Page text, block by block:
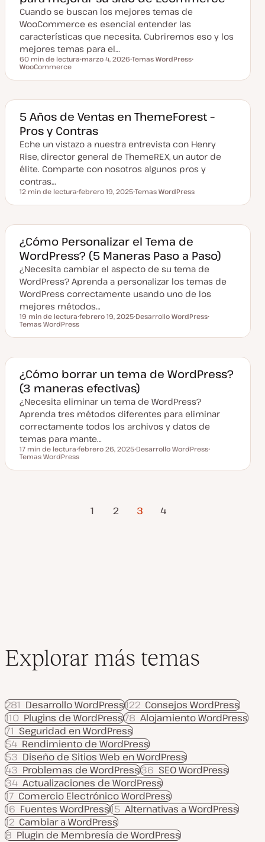
a
l
z
a
d
a
Cuando se buscan los mejores temas de
WooCommerce es esencial entender las
características que necesita. Cubriremos eso y los
mejores temas para el…
Tiempo de lectura
60 min de lectura
c
a
c
t
u
a
l
z
a
d
marzo 4, 2026
m
Temas WordPress
m
WooCommerce
5 Años de Ventas en ThemeForest –
Pros y Contras
Eche un vistazo a nuestra entrevista con Henry
Rise, director general de ThemeREX, un autor de
élite. Comparte con nosotros algunos pros y
contras…
Tiempo de lectura
12 min de lectura
e
h
a
c
t
u
a
i
z
a
d
a
febrero 19, 2025
e
a
Temas WordPress
¿Cómo Personalizar el Tema de
WordPress? (5 Maneras Paso a Paso)
¿Necesita cambiar el aspecto de su tema de
WordPress? Aprenda a personalizar los temas de
WordPress correctamente usando uno de los
mejores métodos…
Tiempo de lectura
19 min de lectura
F
c
a
c
t
u
a
l
z
a
d
a
febrero 19, 2025
m
Desarrollo WordPress
m
Temas WordPress
¿Cómo borrar un tema de WordPress?
(3 maneras efectivas)
¿Necesita eliminar un tema de WordPress?
Aprenda tres métodos diferentes para eliminar
correctamente todos los archivos y datos de
temas para mante…
Tiempo de lectura
17 min de lectura
F
c
febrero 26, 2025
m
Desarrollo WordPress
m
Temas WordPress
Paginación
1 2 3 4
Explorar más temas
Desarrollo WordPress
281 Consejos WordPress
122
Plugins de WordPress
110 Alojamiento WordPress
78
Seguridad en WordPress
71
Rendimiento de WordPress
54
Diseño de Sitios Web en WordPress
53
Problemas de WordPress
43 SEO WordPress
36
Actualizaciones de WordPress
34
Comercio Electrónico WordPress
17
Fuentes WordPress
16 Alternativas a WordPress
15
Cambiar a WordPress
12
Plugin de Membresía de WordPress
8